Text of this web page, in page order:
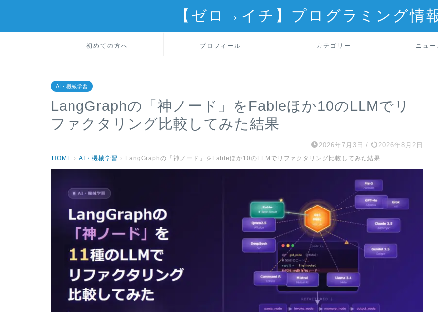
【ゼロ→イチ】プログラミング情
初めての方へ プロフィール カテゴリー ニュ
AI・機械学習
LangGraphの「神ノード」をFableほか10のLLMでリ
ファクタリング比較してみた結果
2026年7月3日 / 2026年8月2日
HOME › AI・機械学習 › LangGraphの「神ノード」をFableほか10のLLMでリファクタリング比較してみた結果